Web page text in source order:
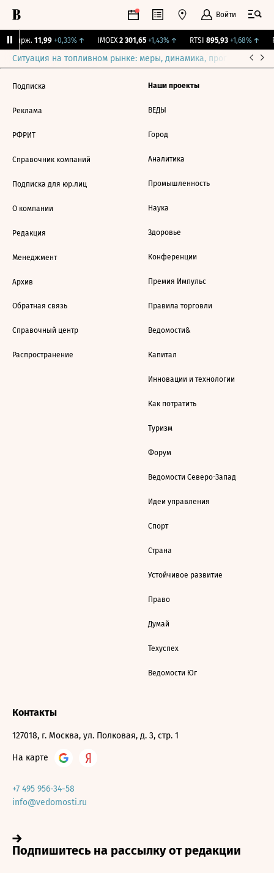
Войти
Бирж. 11,99 +0,33%↑ IMOEX 2 301,65 +1,43%↑ RTSI 895,93 +1,68%↑
Ситуация на топливном рынке: меры, динамика, прогнозы
Подписка
Реклама
РФРИТ
Справочник компаний
Подписка для юр.лиц
О компании
Редакция
Менеджмент
Архив
Обратная связь
Справочный центр
Распространение
Наши проекты
ВЕДЫ
Город
Аналитика
Промышленность
Наука
Здоровье
Конференции
Премия Импульс
Правила торговли
Ведомости&
Капитал
Инновации и технологии
Как потратить
Туризм
Форум
Ведомости Северо-Запад
Идеи управления
Спорт
Страна
Устойчивое развитие
Право
Думай
Техуспех
Ведомости Юг
Контакты
127018, г. Москва, ул. Полковая, д. 3, стр. 1
На карте
+7 495 956-34-58
info@vedomosti.ru